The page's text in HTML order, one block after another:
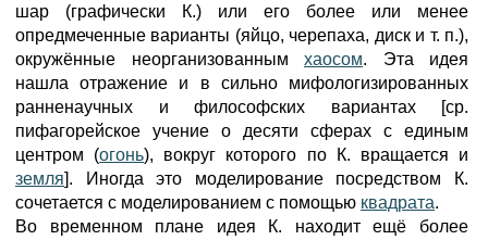
шар (графически К.) или его более или менее
опредмеченные варианты (яйцо, черепаха, диск и т. п.),
окружённые неорганизованным хаосом. Эта идея
нашла отражение и в сильно мифологизированных
ранненаучных и философских вариантах [ср.
пифагорейское учение о десяти сферах с единым
центром (огонь), вокруг которого по К. вращается и
земля]. Иногда это моделирование посредством К.
сочетается с моделированием с помощью квадрата.
Во временном плане идея К. находит ещё более